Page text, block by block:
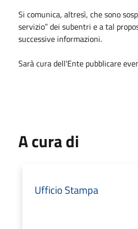
Si comunica, altresì, che sono
servizio” dei subentri e a tal
successive informazioni.
Sarà cura dell'Ente pubblicare
A cura di
Ufficio Stampa